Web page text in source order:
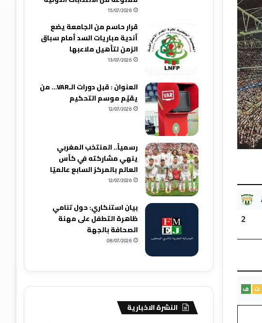
2
ت ف
15/07/2026
قرار حاسم من الجامعة يضع
أندية مباريات السد أمام سباق
الزمن لتأهيل ملاعبها
13/07/2026
العنوان : قبل دورات الـVAR… من
يقيّم موسم التحكيم
12/07/2026
رسمياً.. المنتخب المغربي
ينهي مشاركته في كأس
العالم بالمركز السابع عالميًا
12/07/2026
بيان استنكاري: حول تنامي
ظاهرة التطفل على مهنة
الصحافة بالجهة
08/07/2026
النشرة الاخبارية